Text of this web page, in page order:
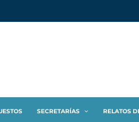
SECRETARÍAS RELATOS